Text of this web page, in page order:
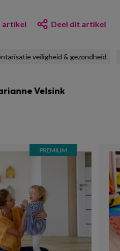
artikel Deel dit artikel
veiligheid & gezondheid
Velsink